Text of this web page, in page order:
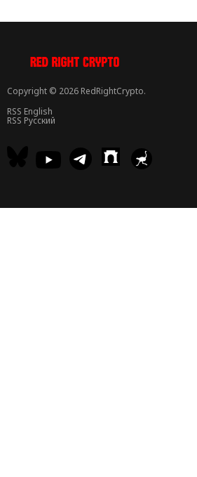
Copyright © 2026 RedRightCrypto.
RSS English
RSS Русский